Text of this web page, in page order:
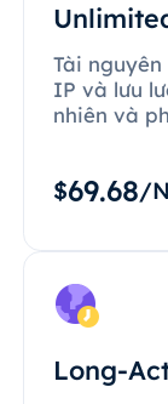
Tài
IP và lưu
nhiên và
$69.68/
Long-